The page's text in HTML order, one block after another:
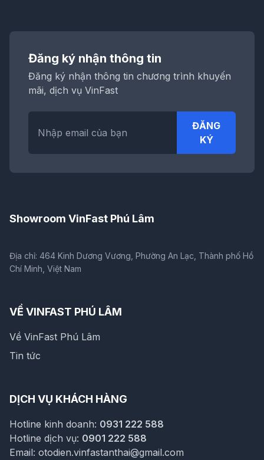
Đăng ký nhận thông tin
Đăng ký nhận thông tin chương trình khuyến
mãi, dịch vụ VinFast
ĐĂNG
KÝ
Showroom VinFast Phú Lâm
Địa chỉ: 464 Kinh Dương Vương, Phường An Lạc, Thành phố Hồ
Chí Minh, Việt Nam
VỀ VINFAST PHÚ LÂM
Về VinFast Phú Lâm
Tin tức
DỊCH VỤ KHÁCH HÀNG
Hotline kinh doanh: 0931 222 588
Hotline dịch vụ: 0901 222 588
Email: otodien.vinfastanthai@gmail.com